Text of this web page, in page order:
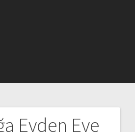
Evden Eve